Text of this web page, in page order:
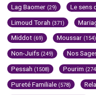
Lag Baomer (29) Le sens
Limoud Torah (371)
Middot (69) Moussar (154)
Non-Juifs (249) Nos
Pessah (1508) Pourim
Pureté Familiale (578)